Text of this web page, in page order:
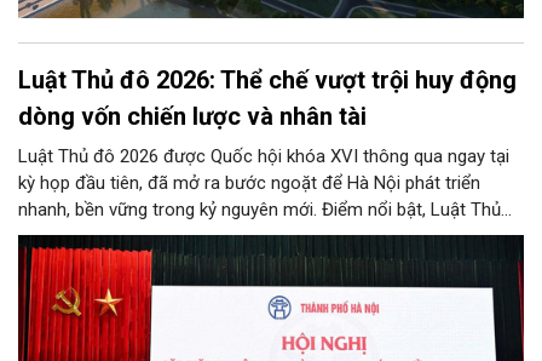
Luật Thủ đô 2026: Thể chế vượt trội huy động
dòng vốn chiến lược và nhân tài
Luật Thủ đô 2026 được Quốc hội khóa XVI thông qua ngay tại
kỳ họp đầu tiên, đã mở ra bước ngoặt để Hà Nội phát triển
nhanh, bền vững trong kỷ nguyên mới. Điểm nổi bật, Luật Thủ
đô 2026 đã “cởi trói”, trao cho Hà Nội khung thể chế đặc thù,
vượt trội để bứt phá, trong đó có việc “trải thảm đỏ” thu hút
nhân tài và các nhà đầu tư chiến lược, mở lối cho Thủ đô
chuyển hóa tầm nhìn thế kỷ thành những kỳ tích phát triển thực
tế.